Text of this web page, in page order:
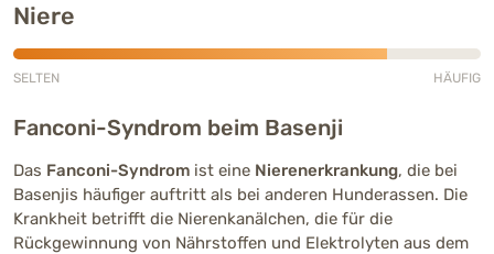
Niere
SELTEN HÄUFIG
Fanconi-Syndrom beim Basenji
Das Fanconi-Syndrom ist eine Nierenerkrankung, die bei
Basenjis häufiger auftritt als bei anderen Hunderassen. Die
Krankheit betrifft die Nierenkanälchen, die für die
Rückgewinnung von Nährstoffen und Elektrolyten aus dem